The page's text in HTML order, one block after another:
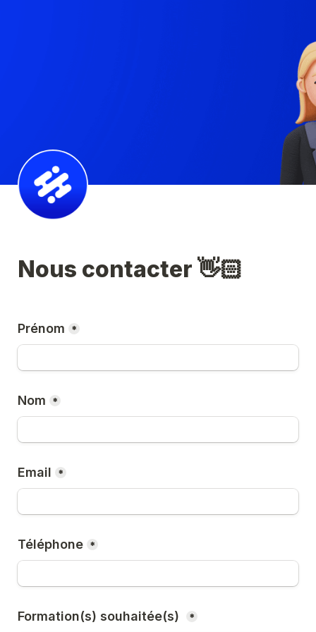
Nous contacter 👋🏻
Prénom *
Nom *
Email *
Téléphone *
Formation(s) souhaitée(s) *